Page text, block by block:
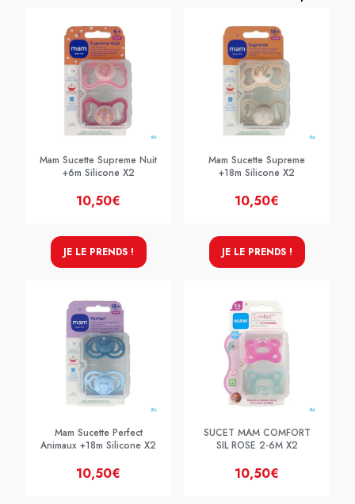
Mam Sucette Supreme Nuit
+6m Silicone X2
10,50€
JE LE PRENDS !
Mam Sucette Supreme
+18m Silicone X2
10,50€
JE LE PRENDS !
Mam Sucette Perfect
Animaux +18m Silicone X2
10,50€
SUCET MAM COMFORT
SIL ROSE 2-6M X2
10,50€